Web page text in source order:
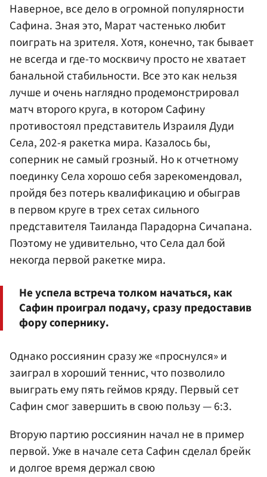
Наверное, все дело в огромной популярности
Сафина. Зная это, Марат частенько любит
поиграть на зрителя. Хотя, конечно, так бывает
не всегда и где-то москвичу просто не хватает
банальной стабильности. Все это как нельзя
лучше и очень наглядно продемонстрировал
матч второго круга, в котором Сафину
противостоял представитель Израиля Дуди
Села, 202-я ракетка мира. Казалось бы,
соперник не самый грозный. Но к отчетному
поединку Села хорошо себя зарекомендовал,
пройдя без потерь квалификацию и обыграв
в первом круге в трех сетах сильного
представителя Таиланда Парадорна Сичапана.
Поэтому не удивительно, что Села дал бой
некогда первой ракетке мира.
Не успела встреча толком начаться, как
Сафин проиграл подачу, сразу предоставив
фору сопернику.
Однако россиянин сразу же «проснулся» и
заиграл в хороший теннис, что позволило
выиграть ему пять геймов кряду. Первый сет
Сафин смог завершить в свою пользу — 6:3.
Вторую партию россиянин начал не в пример
первой. Уже в начале сета Сафин сделал брейк
и долгое время держал свою